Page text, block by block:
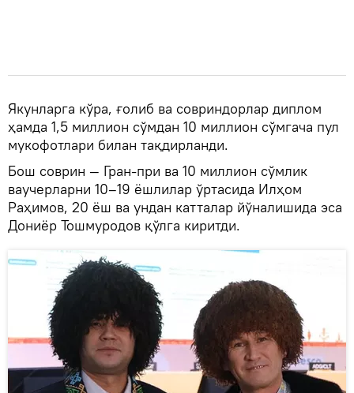
Якунларга кўра, ғолиб ва совриндорлар диплом
ҳамда 1,5 миллион сўмдан 10 миллион сўмгача пул
мукофотлари билан тақдирланди.
Бош соврин — Гран-при ва 10 миллион сўмлик
ваучерларни 10–19 ёшлилар ўртасида Илҳом
Раҳимов, 20 ёш ва ундан катталар йўналишида эса
Дониёр Тошмуродов қўлга киритди.